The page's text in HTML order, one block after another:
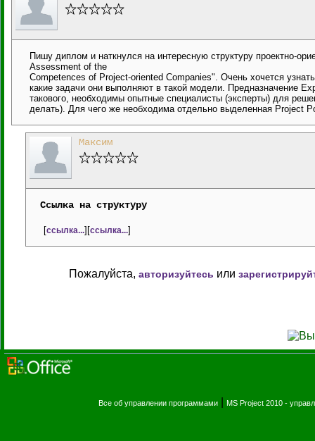
Пишу диплом и наткнулся на интересную структуру проектно-
Assessment of the
Competences of Project-oriented Companies". Очень хочется
какие задачи они выполняют в такой модели. Предназначение
такового, необходимы опытные специалисты (эксперты) для
делать). Для чего же необходима отдельно выделенная Project
Максим
Ссылка на структуру
[ссылка...][ссылка...]
Пожалуйста, авторизуйтесь или
Все об управлении программами MS Project 2010 -